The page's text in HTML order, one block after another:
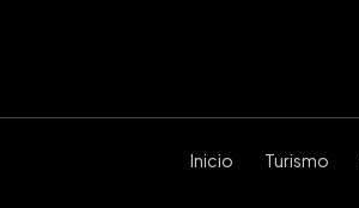
Inicio Turismo